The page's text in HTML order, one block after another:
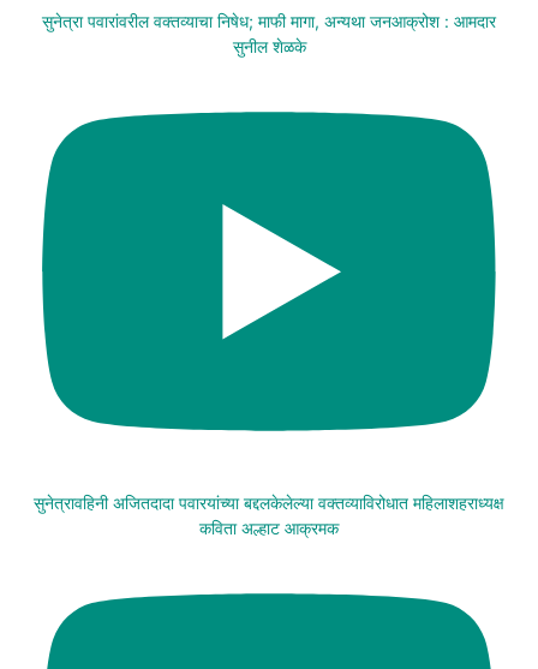
सुनेत्रा पवारांवरील वक्तव्याचा निषेध; माफी मागा, अन्यथा जनआक्रोश : आमदार
सुनील शेळके
सुनेत्रावहिनी अजितदादा पवारयांच्या बद्दलकेलेल्या वक्तव्याविरोधात महिलाशहराध्यक्ष
कविता अल्हाट आक्रमक